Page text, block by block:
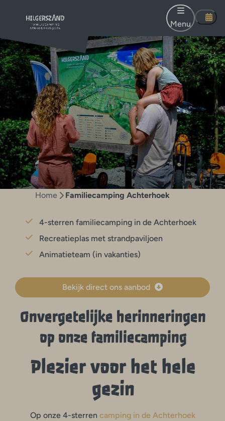
Menu
Home Familiecamping Achterhoek
4-sterren familiecamping in de Achterhoek
Recreatieplas met strandpaviljoen
Animatieteam (in vakanties)
Bekijk direct ons aanbod
Onvergetelijke herinneringen
op onze familiecamping
Plezier voor het hele
gezin
Op onze 4-sterren camping in de Achterhoek